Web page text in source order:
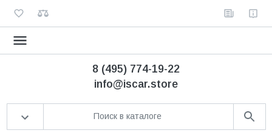
8 (495) 774-19-22
info@iscar.store